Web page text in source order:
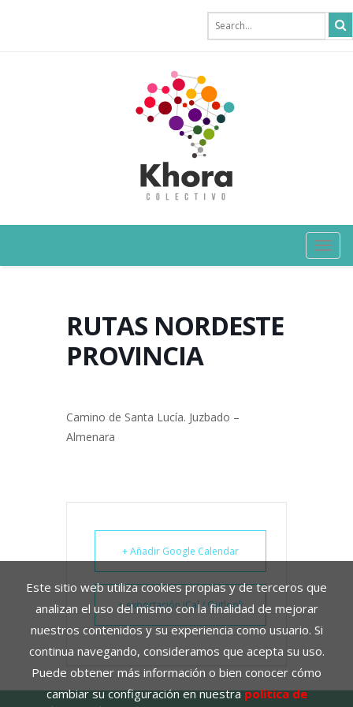
Este sitio web utiliza cookies propias y de terceros que
analizan el uso del mismo con la finalidad de mejorar
nuestros contenidos y su experiencia como usuario. Si
continua navegando, consideramos que acepta su uso.
Puede obtener más información o bien conocer cómo
cambiar su configuración en nuestrapolítica de
RUTAS NORDESTE
PROVINCIA
Camino de Santa Lucía. Juzbado –
Almenara
+ Añadir Google Calendar
+ exportación iCal / Outlook